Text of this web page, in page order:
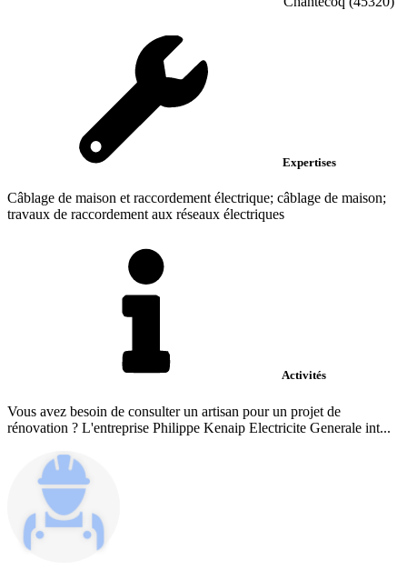
Expertises
Câblage de maison et raccordement électrique; câblage de maison;
travaux de raccordement aux réseaux électriques
Activités
Vous avez besoin de consulter un artisan pour un projet de
rénovation ? L'entreprise Philippe Kenaip Electricite Generale int...